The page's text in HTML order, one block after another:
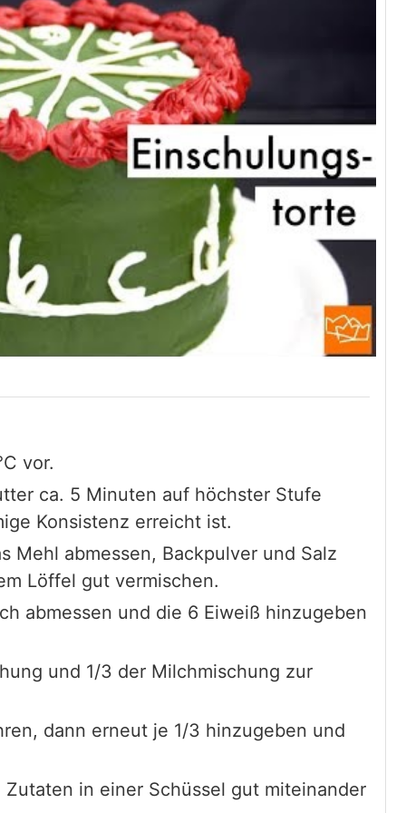
vor.
ca. 5 Minuten auf höchster Stufe
Konsistenz erreicht ist.
Mehl abmessen, Backpulver und Salz
Löffel gut vermischen.
abmessen und die 6 Eiweiß hinzugeben
und 1/3 der Milchmischung zur
dann erneut je 1/3 hinzugeben und
in einer Schüssel gut miteinander